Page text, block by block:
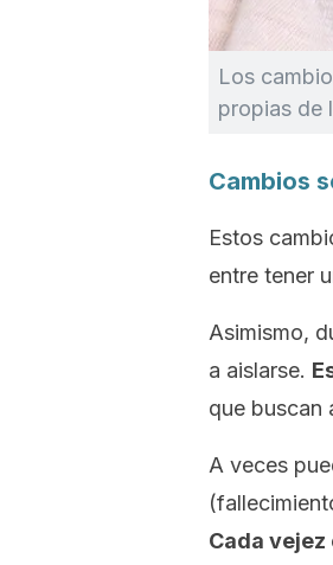
Los
propias de
Cambios
Estos
entre tener
Asimismo,
a aislarse.
que buscan
A veces
Cada vejez